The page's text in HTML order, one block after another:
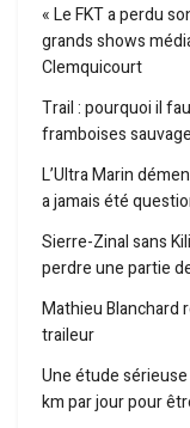
« Le FKT a perdu
grands shows
Clemquicourt
Trail : pourquoi il
framboises
L’Ultra Marin
a jamais été
Sierre-Zinal sans
perdre une partie
Mathieu Blanchard
traileur
Une étude
km par jour pour